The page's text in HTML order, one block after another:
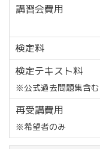
講習会費用
検定料
検定テキスト料
※公式過去問題集含む
再受講費用
※希望者のみ